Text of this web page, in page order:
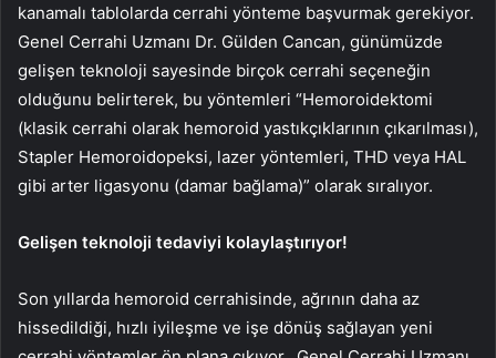
kanamalı tablolarda cerrahi yönteme başvurmak gerekiyor.
Genel Cerrahi Uzmanı Dr. Gülden Cancan, günümüzde
gelişen teknoloji sayesinde birçok cerrahi seçeneğin
olduğunu belirterek, bu yöntemleri “Hemoroidektomi
(klasik cerrahi olarak hemoroid yastıkçıklarının çıkarılması),
Stapler Hemoroidopeksi, lazer yöntemleri, THD veya HAL
gibi arter ligasyonu (damar bağlama)” olarak sıralıyor.
Gelişen teknoloji tedaviyi kolaylaştırıyor!
Son yıllarda hemoroid cerrahisinde, ağrının daha az
hissedildiği, hızlı iyileşme ve işe dönüş sağlayan yeni